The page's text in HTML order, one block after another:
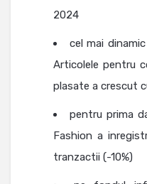
2024
cel mai
Articolele pentru
plasate a crescut
pentru prima
Fashion a
tranzactii (-10%)